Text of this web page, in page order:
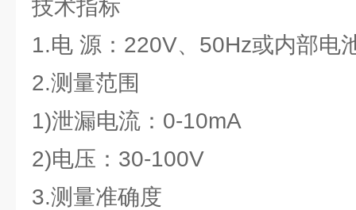
技术指标
1.电 源：220V、50Hz或内部电
2.测量范围
1)泄漏电流：0-10mA
2)电压：30-100V
3.测量准确度